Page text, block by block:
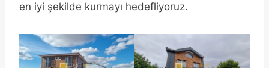
en iyi şekilde kurmayı hedefliyoruz.